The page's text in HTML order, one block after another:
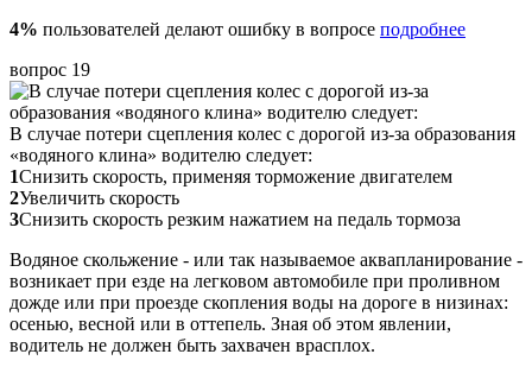
4% пользователей делают ошибку в вопросе подробнее
вопрос 19
В случае потери сцепления колес с дорогой из-за образования
«водяного клина» водителю следует:
1Снизить скорость, применяя торможение двигателем
2Увеличить скорость
3Снизить скорость резким нажатием на педаль тормоза
Водяное скольжение - или так называемое аквапланирование -
возникает при езде на легковом автомобиле при проливном
дожде или при проезде скопления воды на дороге в низинах:
осенью, весной или в оттепель. Зная об этом явлении,
водитель не должен быть захвачен врасплох.